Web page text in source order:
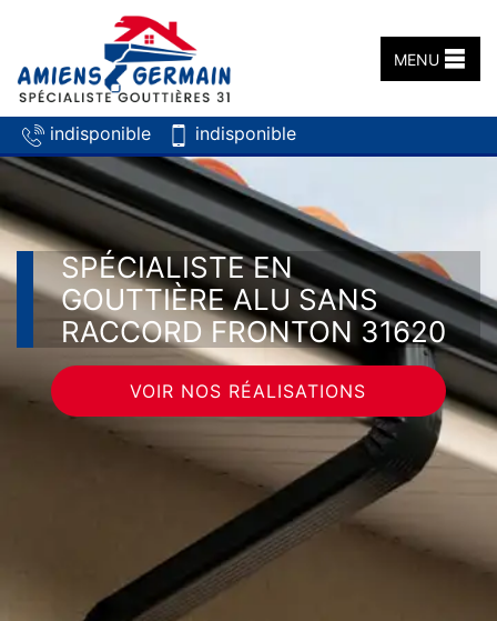
indisponible indisponible
MENU
SPÉCIALISTE EN
GOUTTIÈRE ALU SANS
RACCORD FRONTON 31620
VOIR NOS RÉALISATIONS